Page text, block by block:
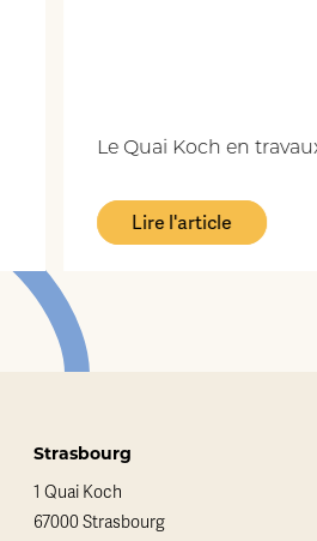
Le Quai Koch en travaux –
Lire l'article
Strasbourg
1 Quai Koch
67000 Strasbourg